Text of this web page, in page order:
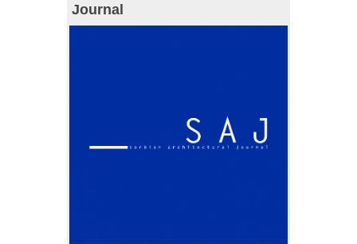
Journal